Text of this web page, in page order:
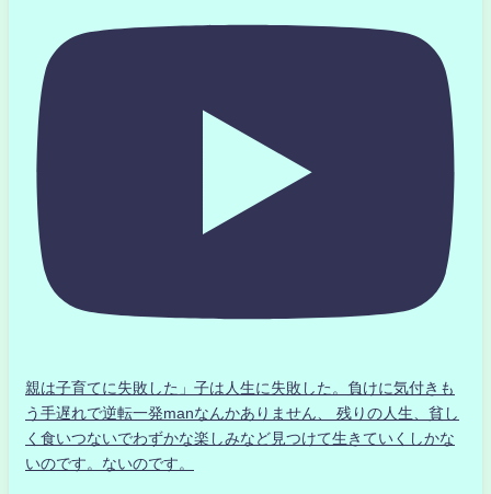
親は子育てに失敗した」子は人生に失敗した。負けに気付きも
う手遅れで逆転一発manなんかありません、 残りの人生、貧し
く食いつないでわずかな楽しみなど見つけて生きていくしかな
いのです。ないのです。